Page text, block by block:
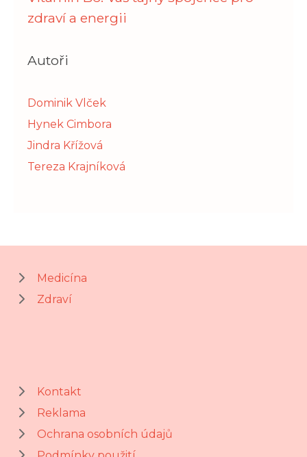
zdraví a energii
Autoři
Dominik Vlček
Hynek Cimbora
Jindra Křížová
Tereza Krajníková
Medicína
Zdraví
Kontakt
Reklama
Ochrana osobních údajů